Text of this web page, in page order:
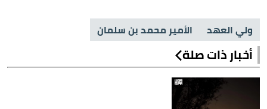
ولي العهد الأمير محمد بن سلمان
أخبار ذات صلة